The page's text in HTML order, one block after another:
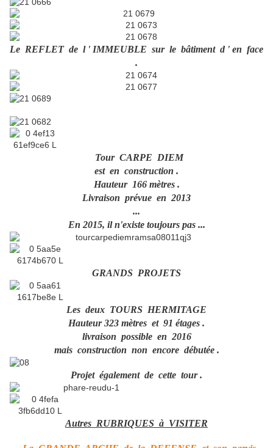
Le REFLET de l ' IMMEUBLE sur le bâtiment d ' en face
.
Tour CARPE DIEM
est en construction .
Hauteur 166 mètres .
Livraison prévue en 2013
...
En 2015, il n'existe toujours pas ...
GRANDS PROJETS
Les deux TOURS HERMITAGE
Hauteur 323 mètres et 91 étages .
livraison possible en 2016
mais construction non encore débutée .
Projet également de cette tour .
Autres RUBRIQUES à VISITER